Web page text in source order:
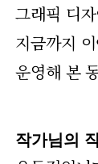
지금의 창
그래픽 디
지금까지